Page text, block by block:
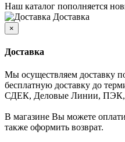
Наш каталог пополняется
Доставка
×
Доставка
Мы осуществляем доставку
бесплатную доставку до
СДЕК, Деловые Линии, ПЭК,
В магазине Вы можете
также оформить возврат.